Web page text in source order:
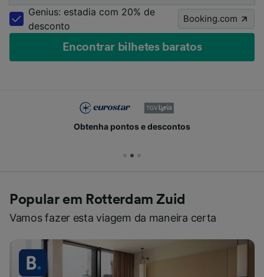
Genius: estadia com 20% de
desconto
Booking.com
Encontrar bilhetes baratos
Obtenha pontos e descontos
Popular em Rotterdam Zuid
Vamos fazer esta viagem da maneira certa